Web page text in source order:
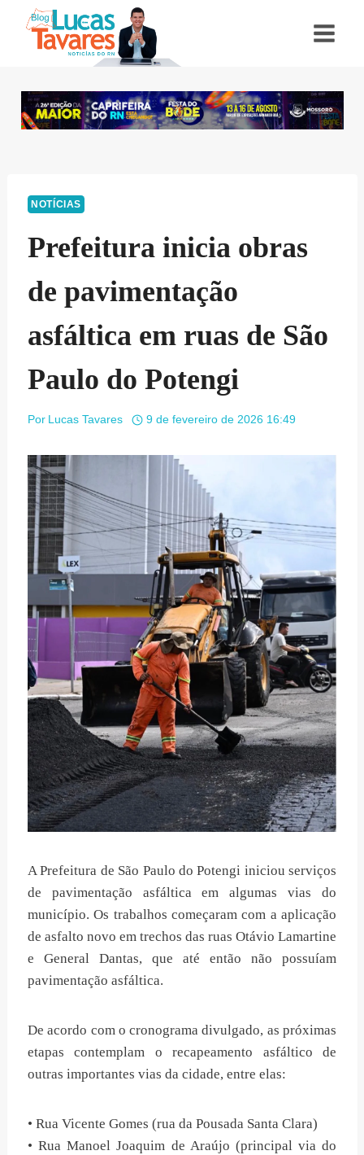
NOTÍCIAS
Prefeitura inicia obras
de pavimentação
asfáltica em ruas de São
Paulo do Potengi
Por Lucas Tavares 9 de fevereiro de 2026 16:49
A Prefeitura de São Paulo do Potengi iniciou serviços
de pavimentação asfáltica em algumas vias do
município. Os trabalhos começaram com a aplicação
de asfalto novo em trechos das ruas Otávio Lamartine
e General Dantas, que até então não possuíam
pavimentação asfáltica.
De acordo com o cronograma divulgado, as próximas
etapas contemplam o recapeamento asfáltico de
outras importantes vias da cidade, entre elas:
• Rua Vicente Gomes (rua da Pousada Santa Clara)
• Rua Manoel Joaquim de Araújo (principal via do